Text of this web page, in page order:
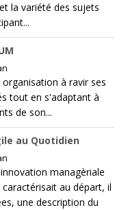
la variété des sujets
à ravir ses
tout en s'adaptant à
de son...
au Quotidien
managèriale
au départ, il
une description du